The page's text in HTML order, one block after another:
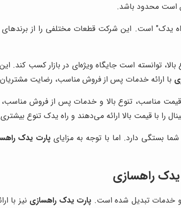
است محدود باشد.
یدک" است. این شرکت قطعات مختلفی را از
بالا، توانسته است جایگاه ویژه‌ای در بازار کسب
با ارائه خدمات پس از فروش مناسب، رضایت
مناسب، تنوع بالا و خدمات پس از فروش مناسب،
را با قیمت بالا ارائه می‌دهند و راه یدک تنوع
بستگی دارد. اما با توجه به مزایایپارت یدک
یدک راهسازی
و خدمات تبدیل شده است. پارت یدک راهسازی نیز با